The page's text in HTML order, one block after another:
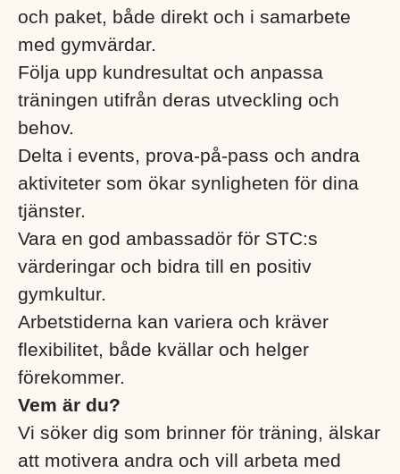
och paket, både direkt och i samarbete
med gymvärdar.
Följa upp kundresultat och anpassa
träningen utifrån deras utveckling och
behov.
Delta i events, prova-på-pass och andra
aktiviteter som ökar synligheten för dina
tjänster.
Vara en god ambassadör för STC:s
värderingar och bidra till en positiv
gymkultur.
Arbetstiderna kan variera och kräver
flexibilitet, både kvällar och helger
förekommer.
Vem är du?
Vi söker dig som brinner för träning, älskar
att motivera andra och vill arbeta med